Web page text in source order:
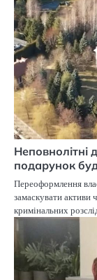
Неповнолітні
подарунок
Переоформлення
замаскувати активи
кримінальних